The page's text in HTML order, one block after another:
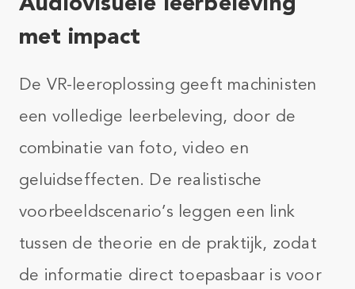
met impact​
De VR-leeroplossing geeft machinisten
een volledige leerbeleving, door de
combinatie van foto, video en
geluidseffecten. De realistische
voorbeeldscenario’s leggen een link
tussen de theorie en de praktijk, zodat
de informatie direct toepasbaar is voor